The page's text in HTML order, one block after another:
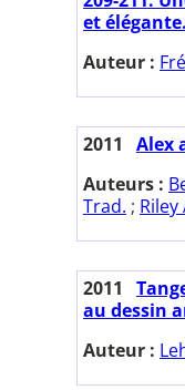
et
Auteur :
2011
Alex
Auteurs :
Trad. ; Riley
2011
au dessin
Auteur :